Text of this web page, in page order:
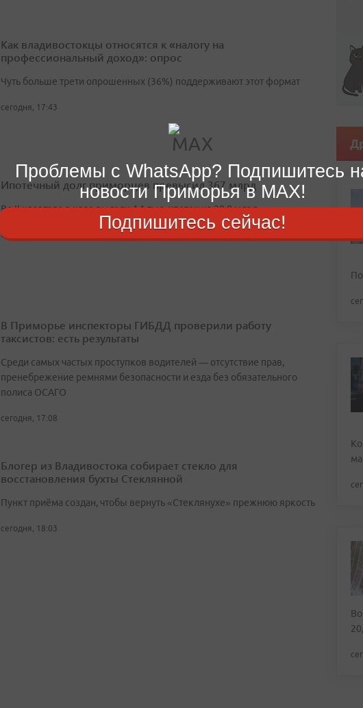
Как владивостокцы относятся к «налогу на
профессиональный доход»: опрос
Чуть больше трети опрошенных (36%) поддерживают этот формат
сегодня, 17:43
Ипотечный долг приморцев превысил 367 млрд
Во II квартале в крае выдали 4,1 тыс. ипотек на 20,8 млрд
сегодня, 18:14
В Приморье инспекторы ГИБДД проверили работу
таксистов: есть результаты
Среди самых частых проступков водителей — отсутствие прав,
пренебрежение ремнями безопасности и езда без обязательного
полиса ОСАГО
сегодня, 17:08
Блогер из Владивостока собирает стекло для
восстановления бухты Стеклянной
Пункт приёма создан, чтобы вернуть «Стеклянухе» прежнюю яркость
сегодня, 18:03
Проблемы с WhatsApp? Подпишитесь
новости Приморья в MAX!
Подпишитесь сейчас!